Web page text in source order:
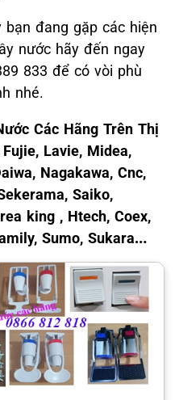
đang gặp các hiện
nước hãy đến ngay
833 để có vòi phù
nhé.
Các Hãng Trên Thị
Lavie, Midea,
Nagakawa, Cnc,
Saiko,
king , Htech, Coex,
Sumo, Sukara…